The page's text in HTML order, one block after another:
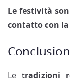
Le festività
contatto con la
Le tradizioni